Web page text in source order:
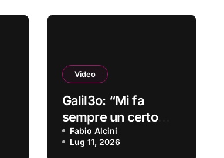
Video
Galil3o: “Mi fa
sempre un certo
effetto” è il nuovo
video
Fabio Alcini
Lug 11, 2026